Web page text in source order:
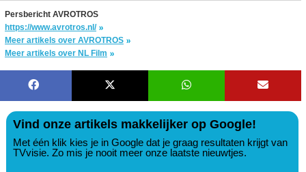
Persbericht AVROTROS
https://www.avrotros.nl/
Meer artikels over AVROTROS
Meer artikels over NL Film
Vind onze artikels makkelijker op Google!
Met één klik kies je in Google dat je graag resultaten krijgt van
TVvisie. Zo mis je nooit meer onze laatste nieuwtjes.